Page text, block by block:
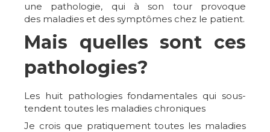
une pathologie, qui à son tour provoque
des maladies et des symptômes chez le patient.
Mais quelles sont ces
pathologies?
Les huit pathologies fondamentales qui sous-
tendent toutes les maladies chroniques
Je crois que pratiquement toutes les maladies